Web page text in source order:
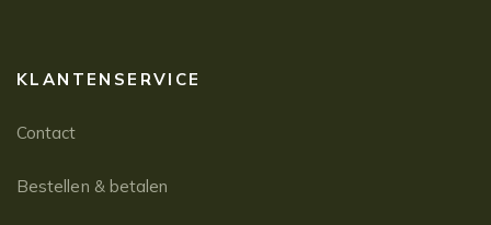
KLANTENSERVICE
Contact
Bestellen & betalen